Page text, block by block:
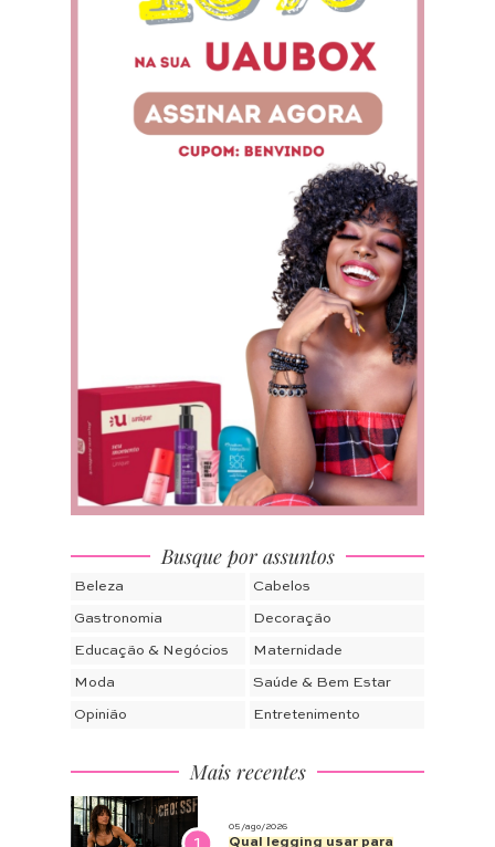
Busque por assuntos
Beleza Cabelos
Gastronomia Decoração
Educação & Negócios Maternidade
Moda Saúde & Bem Estar
Opinião Entretenimento
Mais recentes
1
05/ago/2026
Qual legging usar para